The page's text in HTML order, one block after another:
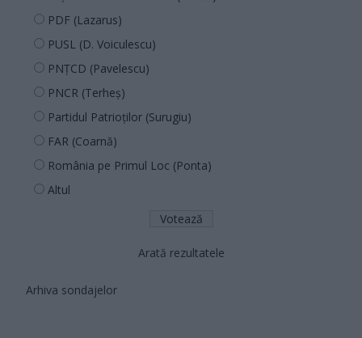
PDF (Lazarus)
PUSL (D. Voiculescu)
PNȚCD (Pavelescu)
PNCR (Terheș)
Partidul Patrioților (Surugiu)
FAR (Coarnă)
România pe Primul Loc (Ponta)
Altul
Arată rezultatele
Arhiva sondajelor